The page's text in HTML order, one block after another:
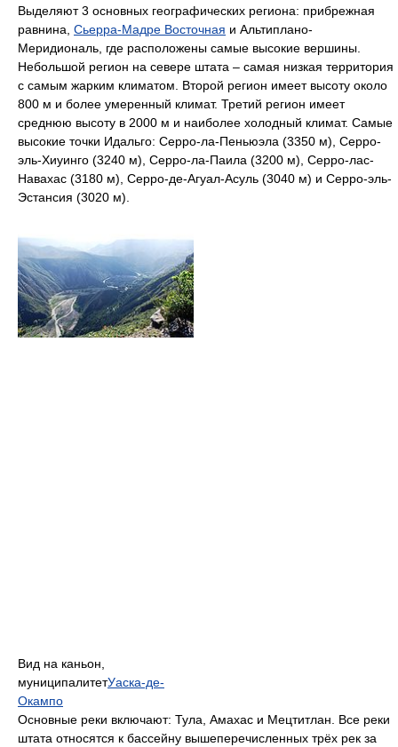
Выделяют 3 основных географических региона: прибрежная
равнина, Сьерра-Мадре Восточная и Альтиплано-
Меридиональ, где расположены самые высокие вершины.
Небольшой регион на севере штата – самая низкая территория
с самым жарким климатом. Второй регион имеет высоту около
800 м и более умеренный климат. Третий регион имеет
среднюю высоту в 2000 м и наиболее холодный климат. Самые
высокие точки Идальго: Серро-ла-Пеньюэла (3350 м), Серро-
эль-Хиуинго (3240 м), Серро-ла-Паила (3200 м), Серро-лас-
Навахас (3180 м), Серро-де-Агуал-Асуль (3040 м) и Серро-эль-
Эстансия (3020 м).
Вид на каньон,
муниципалитетУаска-де-
Окампо
Основные реки включают: Тула, Амахас и Мецтитлан. Все реки
штата относятся к бассейну вышеперечисленных трёх рек за